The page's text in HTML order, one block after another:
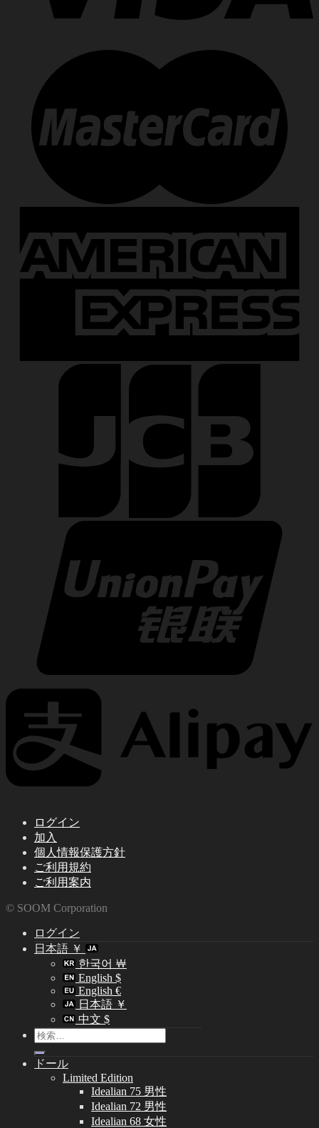
ログイン
加入
個人情報保護方針
ご利用規約
ご利用案内
© SOOM Corporation
ログイン
日本語 ￥
한국어 ￦
English $
English €
日本語 ￥
中文 $
検
索
対
ドール
Limited Edition
Idealian 75 男性
Idealian 72 男性
Idealian 68 女性